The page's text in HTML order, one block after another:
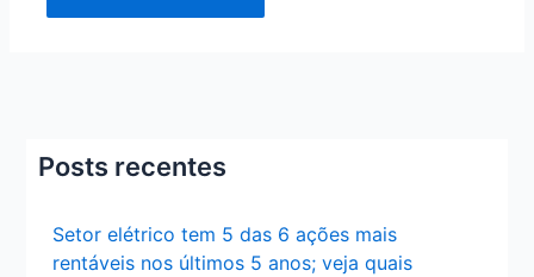
Posts recentes
Setor elétrico tem 5 das 6 ações mais
rentáveis nos últimos 5 anos; veja quais